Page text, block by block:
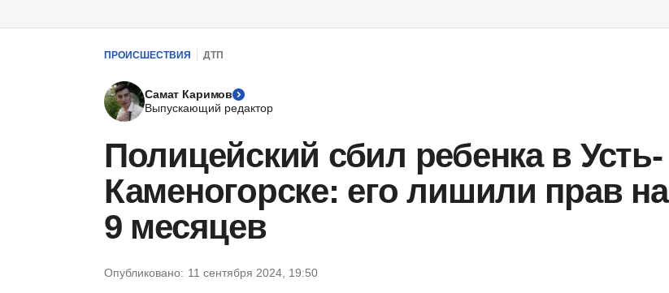
ПРОИСШЕСТВИЯ ДТП
Самат Каримов
Выпускающий редактор
Полицейский сбил ребенка в Усть-
Каменогорске: его лишили прав на
9 месяцев
Опубликовано: 11 сентября 2024, 19:50